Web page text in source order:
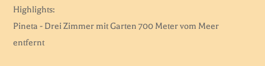
Highlights:
Pineta - Drei Zimmer mit Garten 700 Meter vom Meer
entfernt